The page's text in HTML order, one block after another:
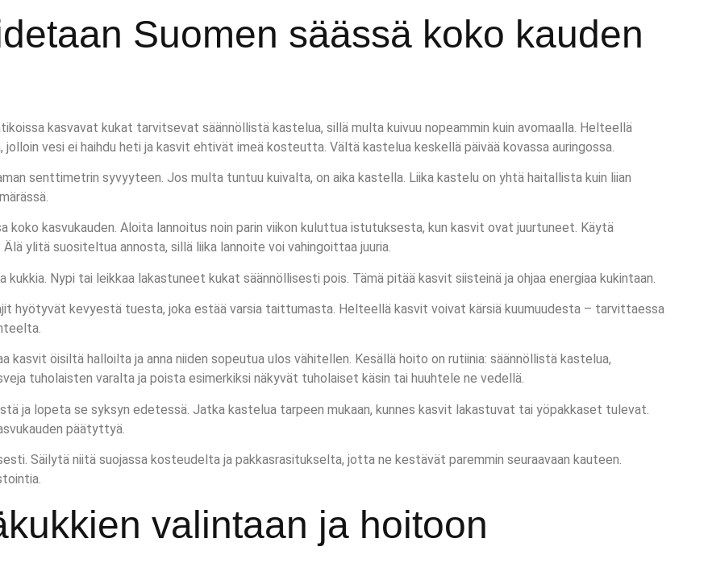
Suomen säässä koko kauden
kasvavat kukat tarvitsevat säännöllistä kastelua, sillä multa kuivuu nopeammin kuin avomaalla. Helteellä
vesi ei haihdu heti ja kasvit ehtivät imeä kosteutta. Vältä kastelua keskellä päivää kovassa auringossa.
senttimetrin syvyyteen. Jos multa tuntuu kuivalta, on aika kastella. Liika kastelu on yhtä haitallista kuin liian
koko kasvukauden. Aloita lannoitus noin parin viikon kuluttua istutuksesta, kun kasvit ovat juurtuneet. Käytä
ylitä suositeltua annosta, sillä liika lannoite voi vahingoittaa juuria.
Nypi tai leikkaa lakastuneet kukat säännöllisesti pois. Tämä pitää kasvit siisteinä ja ohjaa energiaa kukintaan.
hyötyvät kevyestä tuesta, joka estää varsia taittumasta. Helteellä kasvit voivat kärsiä kuumuudesta – tarvittaessa
öisiltä halloilta ja anna niiden sopeutua ulos vähitellen. Kesällä hoito on rutiinia: säännöllistä kastelua,
tuholaisten varalta ja poista esimerkiksi näkyvät tuholaiset käsin tai huuhtele ne vedellä.
ja lopeta se syksyn edetessä. Jatka kastelua tarpeen mukaan, kunnes kasvit lakastuvat tai yöpakkaset tulevat.
päätyttyä.
Säilytä niitä suojassa kosteudelta ja pakkasrasitukselta, jotta ne kestävät paremmin seuraavaan kauteen.
valintaan ja hoitoon